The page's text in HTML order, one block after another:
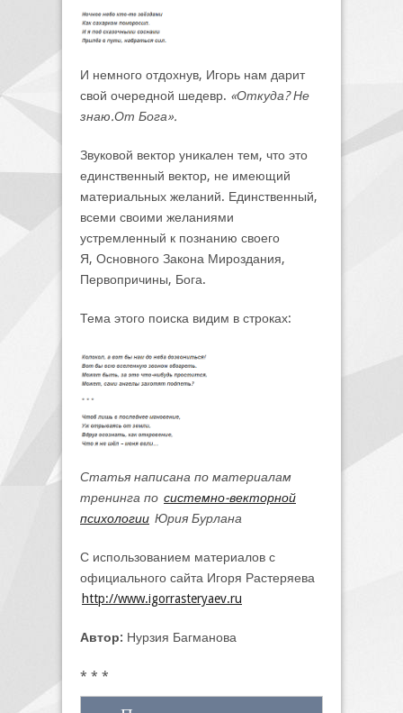
И немного отдохнув, Игорь нам дарит
свой очередной шедевр. «Откуда? Не
знаю.От Бога».
Звуковой вектор уникален тем, что это
единственный вектор, не имеющий
материальных желаний. Единственный,
всеми своими желаниями
устремленный к познанию своего
Я, Основного Закона Мироздания,
Первопричины, Бога.
Тема этого поиска видим в строках:
Статья написана по материалам
тренинга по системно-векторной
психологии Юрия Бурлана
С использованием материалов с
официального сайта Игоря Растеряева
http://www.igorrasteryaev.ru
Автор: Нурзия Багманова
* * *